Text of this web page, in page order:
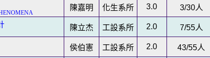
陳嘉明 化生系所 3.0 3/30人
陳立杰 工設系所 2.0 7/55人
侯伯憲 工設系所 2.0 43/55人